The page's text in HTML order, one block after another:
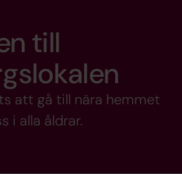
till
att gå till nära hemmet
i alla åldrar.